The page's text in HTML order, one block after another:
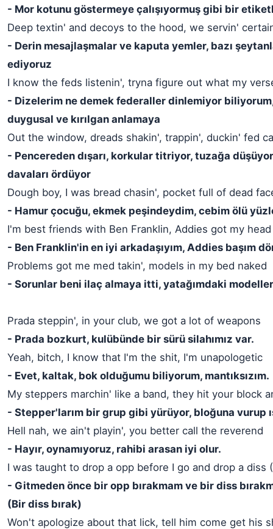
- Mor kotunu göstermeye çalışıyormuş gibi bir
Deep textin' and decoys to the hood, we servin'
- Derin mesajlaşmalar ve kaputa yemler, bazı
ediyoruz
I know the feds listenin', tryna figure out what my
- Dizelerim ne demek federaller dinlemiyor
duygusal ve kırılgan anlamaya
Out the window, dreads shakin', trappin', duckin' fed
- Pencereden dışarı, korkular titriyor, tuzağa
davaları ördüyor
Dough boy, I was bread chasin', pocket full of dead
- Hamur çocuğu, ekmek peşindeydim, cebim ölü
I'm best friends with Ben Franklin, Addies got my
- Ben Franklin'in en iyi arkadaşıyım, Addies başım
Problems got me med takin', models in my bed naked
- Sorunlar beni ilaç almaya itti, yatağımdaki
Prada steppin', in your club, we got a lot of weapons
- Prada bozkurt, kulübünde bir sürü silahımız var.
Yeah, bitch, I know that I'm the shit, I'm unapologetic
- Evet, kaltak, bok olduğumu biliyorum, mantıksızım.
My steppers marchin' like a band, they hit your block
- Stepper'larım bir grup gibi yürüyor, bloğuna vurup
Hell nah, we ain't playin', you better call the reverend
- Hayır, oynamıyoruz, rahibi arasan iyi olur.
I was taught to drop a opp before I go and drop a diss
- Gitmeden önce bir opp bırakmam ve bir diss
(Bir diss bırak)
Won't apologize about that lick, tell him come get his